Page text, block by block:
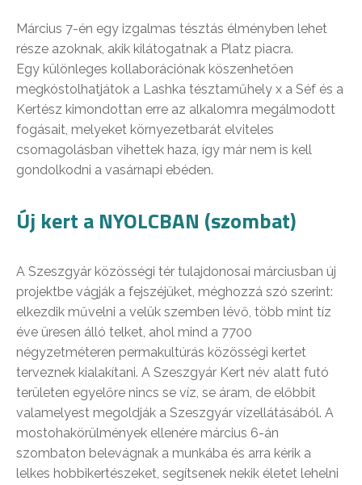
Március 7-én egy izgalmas tésztás élményben lehet
része azoknak, akik kilátogatnak a Platz piacra.
Egy különleges kollaborációnak köszenhetően
megkóstolhatjátok a Lashka tésztaműhely x a Séf és a
Kertész kimondottan erre az alkalomra megálmodott
fogásait, melyeket környezetbarát elviteles
csomagolásban vihettek haza, így már nem is kell
gondolkodni a vasárnapi ebéden.
Új kert a NYOLCBAN (szombat)
A Szeszgyár közösségi tér tulajdonosai márciusban új
projektbe vágják a fejszéjüket, méghozzá szó szerint:
elkezdik művelni a velük szemben lévő, több mint tíz
éve üresen álló telket, ahol mind a 7700
négyzetméteren permakultúrás közösségi kertet
terveznek kialakítani. A Szeszgyár Kert név alatt futó
területen egyelőre nincs se víz, se áram, de előbbit
valamelyest megoldják a Szeszgyár vízellátásából. A
mostohakörülmények ellenére március 6-án
szombaton belevágnak a munkába és arra kérik a
lelkes hobbikertészeket, segítsenek nekik életet lehelni